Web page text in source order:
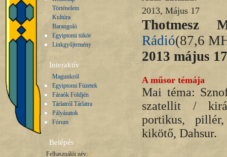
Történelem
Kultúra
Barangoló
Egyiptomi tükör
Linkgyűjtemény
Interaktív
Magunkról
Egyiptomi Füzetek
Fáraók Földjén
Tárlatról Tárlatra
Pályázatok
Fórum
Belépés
Felhasználói név: *
2013, Május 17
Thotmesz
Rádió(87,6
2013 május
A műsor témája
Mai téma:
szatellit /
portikus,
kikötő, Dahsur.